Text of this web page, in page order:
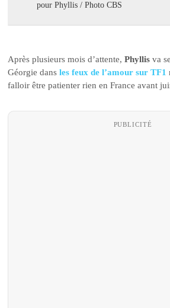
pour Phyllis / Photo CBS
Après plusieurs mois d’attente,Phyllisva
Géorgie dans les feux de l’amour sur TF1
falloir être patienter rien en France avant
PUBLICITÉ